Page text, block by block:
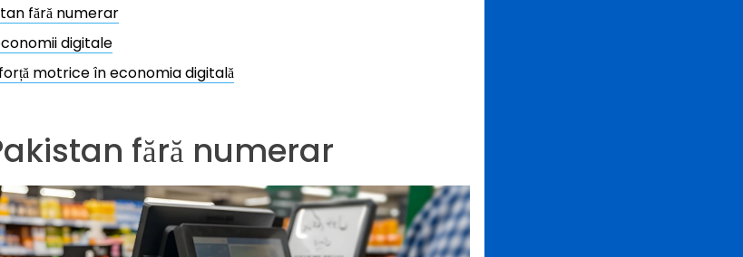
fără numerar
digitale
motrice în economia digitală
fără numerar